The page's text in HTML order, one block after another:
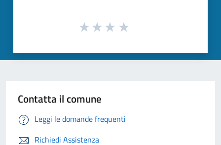
Contatta il comune
Leggi le domande frequenti
Richiedi Assistenza